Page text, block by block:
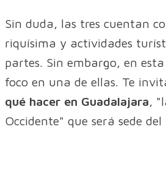
Sin duda, las tres cuentan
riquísima y actividades
partes. Sin embargo, en
foco en una de ellas. Te
qué hacer en Guadalajara,
Occidente" que será sede